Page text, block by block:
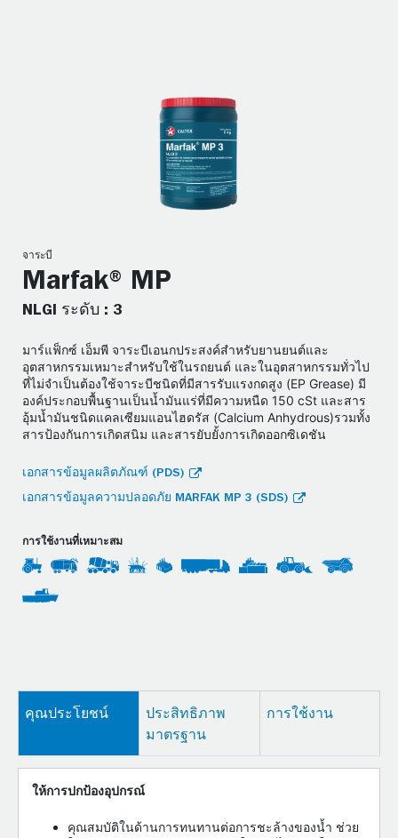
จาระบี
Marfak® MP
NLGI ระดับ : 3
มาร์แฟ็กซ์ เอ็มพี จาระบีเอนกประสงค์สำหรับยานยนต์และ
อุตสาหกรรมเหมาะสำหรับใช้ในรถยนต์ และในอุตสาหกรรมทั่วไป
ที่ไม่จำเป็นต้องใช้จาระบีชนิดที่มีสารรับแรงกดสูง (EP Grease) มี
องค์ประกอบพื้นฐานเป็นน้ำมันแร่ที่มีความหนืด 150 cSt และสาร
อุ้มน้ำมันชนิดแคลเซียมแอนไฮดรัส (Calcium Anhydrous)รวมทั้ง
สารป้องกันการเกิดสนิม และสารยับยั้งการเกิดออกซิเดชัน
เอกสารข้อมูลผลิตภัณฑ์ (PDS)
เอกสารข้อมูลความปลอดภัย MARFAK MP 3 (SDS)
การใช้งานที่เหมาะสม
คุณประโยชน์
ประสิทธิภาพ
มาตรฐาน
การใช้งาน
ให้การปกป้องอุปกรณ์
คุณสมบัติในด้านการทนทานต่อการชะล้างของน้ำ ช่วย